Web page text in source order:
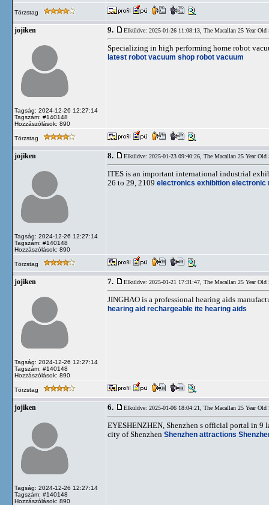
Törzstag
jojiken
Tagság: 2024-12-26 12:27:14
Tagszám: #140148
Hozzászólások: 890
9. Elküldve: 2025-01-26 11:08:13, The Macallan 25 Year
Specializing in high performing home robot
latest robot vacuum shop robot vacuum
Törzstag
jojiken
Tagság: 2024-12-26 12:27:14
Tagszám: #140148
Hozzászólások: 890
8. Elküldve: 2025-01-23 09:40:26, The Macallan 25 Year
ITES is an important international industrial
26 to 29, 2109 electronics exhibition electronic
Törzstag
jojiken
Tagság: 2024-12-26 12:27:14
Tagszám: #140148
Hozzászólások: 890
7. Elküldve: 2025-01-21 17:31:47, The Macallan 25 Year
JINGHAO is a professional hearing aids
hearing aid rechargeable ite hearing aids
Törzstag
jojiken
Tagság: 2024-12-26 12:27:14
Tagszám: #140148
Hozzászólások: 890
6. Elküldve: 2025-01-06 18:04:21, The Macallan 25 Year
EYESHENZHEN, Shenzhen s official portal in 9
city of Shenzhen Shenzhen attractions